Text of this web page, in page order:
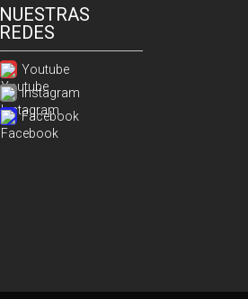
NUESTRAS
REDES
Youtube
Instagram
Facebook